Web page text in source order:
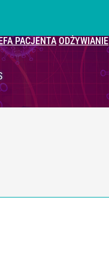
PACJENTA ODŻYWIANIE